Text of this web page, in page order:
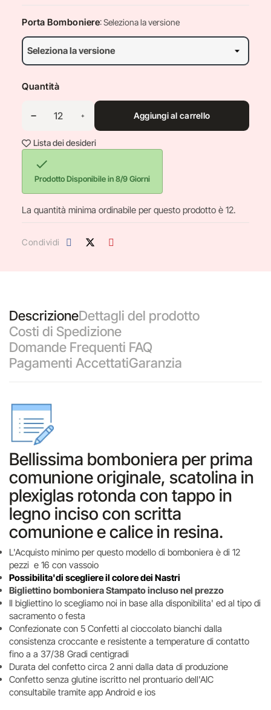
Porta Bomboniere: Seleziona la versione
Quantità
Aggiungi al carrello
Lista dei desideri

Prodotto Disponibile in 8/9 Giorni
La quantità minima ordinabile per questo prodotto è 12.
Condividi
DescrizioneDettagli del prodotto
Costi di Spedizione
Domande Frequenti FAQ
Pagamenti AccettatiGaranzia
Bellissima bomboniera per prima
comunione originale, scatolina in
plexiglas rotonda con tappo in
legno inciso con scritta
comunione e calice in resina.
L'Acquisto minimo per questo modello di bomboniera è di 12
pezzi e 16 con vassoio
Possibilita'di scegliere il colore dei Nastri
Bigliettino bomboniera Stampato incluso nel prezzo
Il bigliettino lo scegliamo noi in base alla disponibilita' ed al tipo di
sacramento o festa
Confezionate con 5 Confetti al cioccolato bianchi dalla
consistenza croccante e resistente a temperature di contatto
fino a a 37/38 Gradi centigradi
Durata del confetto circa 2 anni dalla data di produzione
Confetto senza glutine iscritto nel prontuario dell'AIC
consultabile tramite app Android e ios